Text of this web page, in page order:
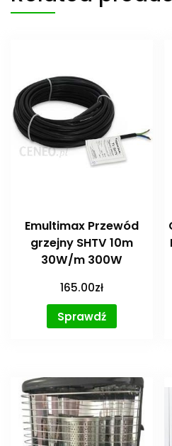
Emultimax Przewód
grzejny SHTV 10m
30W/m 300W
165.00zł
Sprawdź